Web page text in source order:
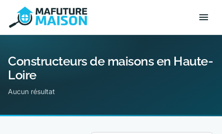
Constructeurs de maisons en Haute-
Loire
Aucun résultat